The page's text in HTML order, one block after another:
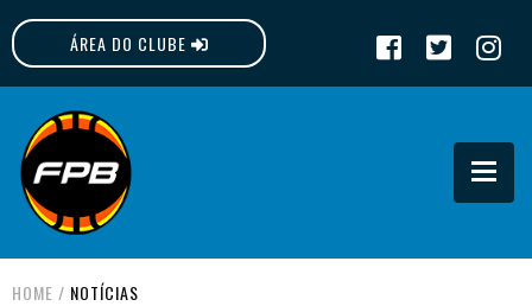
ÁREA DO CLUBE
FPB
HOME / NOTÍCIAS